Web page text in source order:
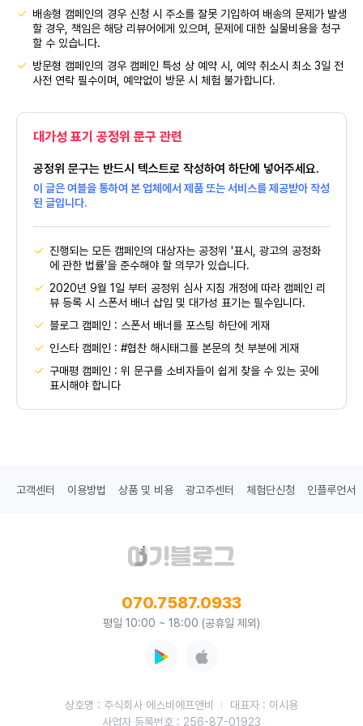
배송형 캠페인의 경우 신청 시 주소를 잘못 기입하여 배송의 문제가 발생
할 경우, 책임은 해당 리뷰어에게 있으며, 문제에 대한 실물비용을 청구
할 수 있습니다.
방문형 캠페인의 경우 캠페인 특성 상 예약 시, 예약 취소시 최소 3일 전
사전 연락 필수이며, 예약없이 방문 시 체험 불가합니다.
대가성 표기 공정위 문구 관련
공정위 문구는 반드시 텍스트로 작성하여 하단에 넣어주세요.
이 글은 여블을 통하여 본 업체에서 제품 또는 서비스를 제공받아 작성
된 글입니다.
진행되는 모든 캠페인의 대상자는 공정위 '표시, 광고의 공정화
에 관한 법률'을 준수해야 할 의무가 있습니다.
2020년 9월 1일 부터 공정위 심사 지침 개정에 따라 캠페인 리
뷰 등록 시 스폰서 배너 삽입 및 대가성 표기는 필수입니다.
블로그 캠페인 : 스폰서 배너를 포스팅 하단에 게재
인스타 캠페인 : #협찬 해시태그를 본문의 첫 부분에 게재
구매평 캠페인 : 위 문구를 소비자들이 쉽게 찾을 수 있는 곳에
표시해야 합니다
고객센터 이용방법 상품 및 비용 광고주센터 체험단신청 인플루언서
070.7587.0933
평일 10:00 ~ 18:00 (공휴일 제외)
상호명 : 주식회사 에스비에프앤비
대표자 : 이시용
사업자 등록번호 : 256-87-01923